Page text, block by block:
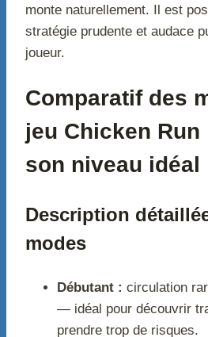
monte naturellement. Il est
stratégie prudente et audace
joueur.
Comparatif des
jeu Chicken
son niveau idéal
Description
modes
Débutant : circulation
— idéal pour découvrir
prendre trop de risques.